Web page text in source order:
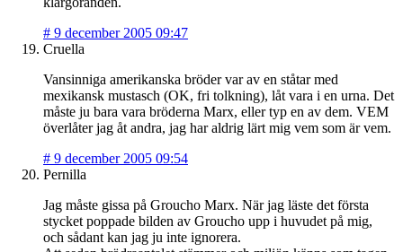
# 9 december 2005 09:47
Cruella
Vansinniga amerikanska bröder var av en ståtar med
mexikansk mustasch (OK, fri tolkning), låt vara i en urna. Det
måste ju bara vara bröderna Marx, eller typ en av dem. VEM
överlåter jag åt andra, jag har aldrig lärt mig vem som är vem.
# 9 december 2005 09:54
Pernilla
Jag måste gissa på Groucho Marx. När jag läste det första
stycket poppade bilden av Groucho upp i huvudet på mig,
och sådant kan jag ju inte ignorera.